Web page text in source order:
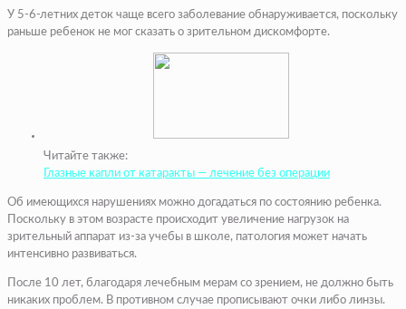
У 5-6-летних деток чаще всего заболевание обнаруживается, поскольку
раньше ребенок не мог сказать о зрительном дискомфорте.
Читайте также:
Глазные капли от катаракты — лечение без операции
Об имеющихся нарушениях можно догадаться по состоянию ребенка.
Поскольку в этом возрасте происходит увеличение нагрузок на
зрительный аппарат из-за учебы в школе, патология может начать
интенсивно развиваться.
После 10 лет, благодаря лечебным мерам со зрением, не должно быть
никаких проблем. В противном случае прописывают очки либо линзы.